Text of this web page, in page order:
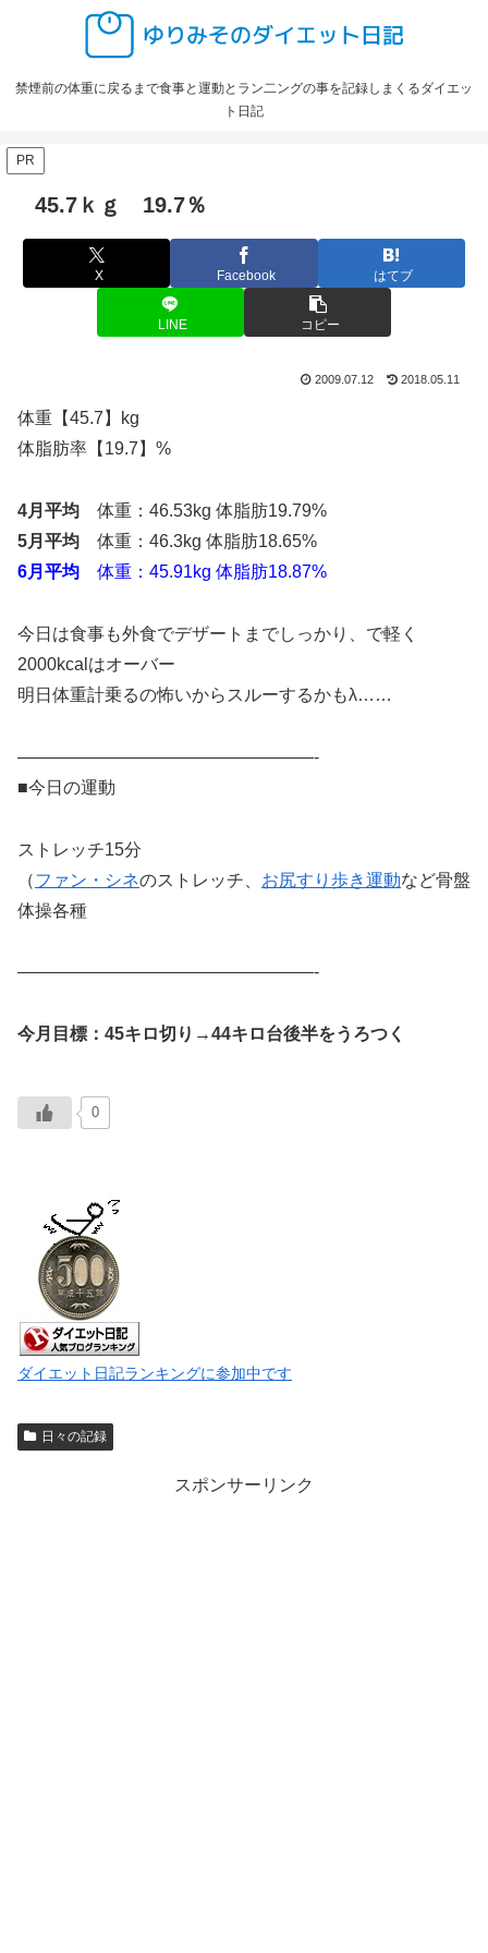
禁煙前の体重に戻るまで食事と運動とラン二ングの事を記録しまくるダイエッ
ト日記
PR
45.7ｋｇ 19.7％
X Facebook はてブ
LINE コピー
2009.07.12 2018.05.11
体重【45.7】kg
体脂肪率【19.7】%
4月平均 体重：46.53kg 体脂肪19.79%
5月平均 体重：46.3kg 体脂肪18.65%
6月平均 体重：45.91kg 体脂肪18.87%
今日は食事も外食でデザートまでしっかり、で軽く
2000kcalはオーバー
明日体重計乗るの怖いからスルーするかもλ……
—————————————————-
■今日の運動
ストレッチ15分
（ファン・シネのストレッチ、 お尻すり歩き運動など骨盤
体操各種
—————————————————-
今月目標：45キロ切り→44キロ台後半をうろつく
0
ダイエット日記ランキングに参加中です
日々の記録
スポンサーリンク